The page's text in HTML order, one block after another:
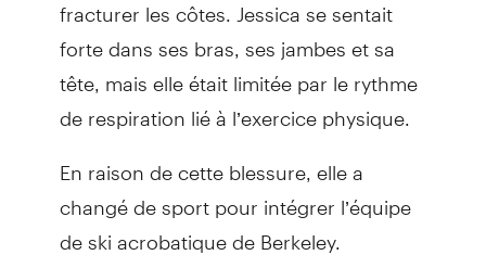
forte dans ses bras, ses jambes et sa
tête, mais elle était limitée par le rythme
de respiration lié à l’exercice physique.
En raison de cette blessure, elle a
changé de sport pour intégrer l’équipe
de ski acrobatique de Berkeley.